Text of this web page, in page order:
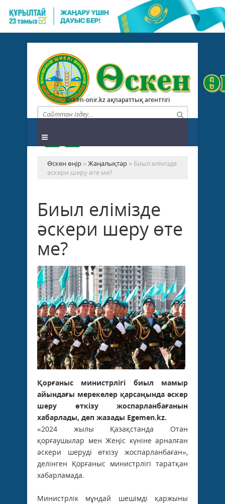
Osken-onir.kz ақпараттық агенттігі
Өскен өңір »Жаңалықтар » Биыл елімізде
әскери шеру өте ме?
Биыл елімізде
әскери шеру өте
ме?
Қорғаныс министрлігі биыл мамыр
айындағы мерекелер қарсаңында әскер
шеру өткізу жоспарланбағанын
хабарлады, деп жазады Egemen.kz.
«2024 жылы Қазақстанда Отан
қорғаушылар мен Жеңіс күніне арналған
әскери шеруді өткізу жоспарланбаған»,
делінген Қорғаныс министрлігі таратқан
хабарламада.
Министрлік мұндай шешімді қаржыны